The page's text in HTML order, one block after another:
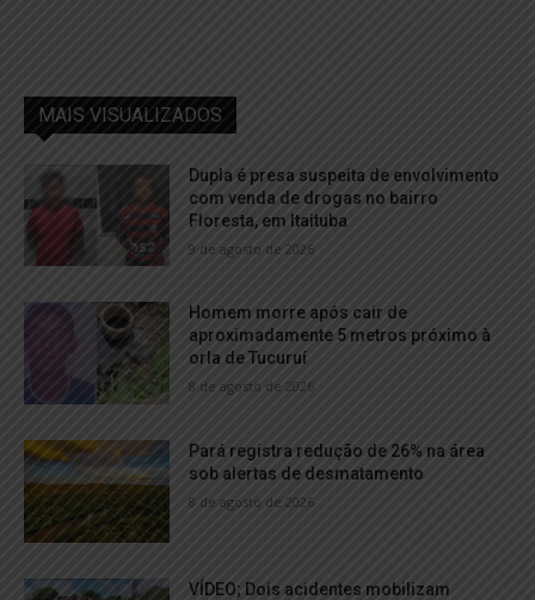
MAIS VISUALIZADOS
Dupla é presa suspeita de envolvimento
com venda de drogas no bairro
Floresta, em Itaituba
9 de agosto de 2026
Homem morre após cair de
aproximadamente 5 metros próximo à
orla de Tucuruí
8 de agosto de 2026
Pará registra redução de 26% na área
sob alertas de desmatamento
8 de agosto de 2026
VÍDEO; Dois acidentes mobilizam